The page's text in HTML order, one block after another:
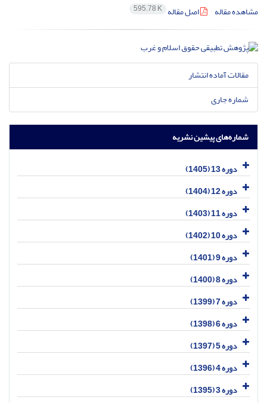
مشاهده مقاله
اصل مقاله 595.78 K
مقالات آماده انتشار
شماره جاری
شماره‌های پیشین نشریه
دوره 13 (1405)
دوره 12 (1404)
دوره 11 (1403)
دوره 10 (1402)
دوره 9 (1401)
دوره 8 (1400)
دوره 7 (1399)
دوره 6 (1398)
دوره 5 (1397)
دوره 4 (1396)
دوره 3 (1395)